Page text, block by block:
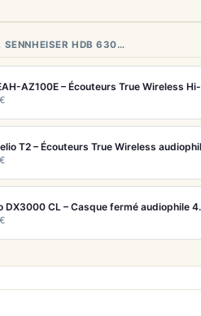
SENNHEISER HDB 630…
DX3000 CL – Casque fermé audiophile